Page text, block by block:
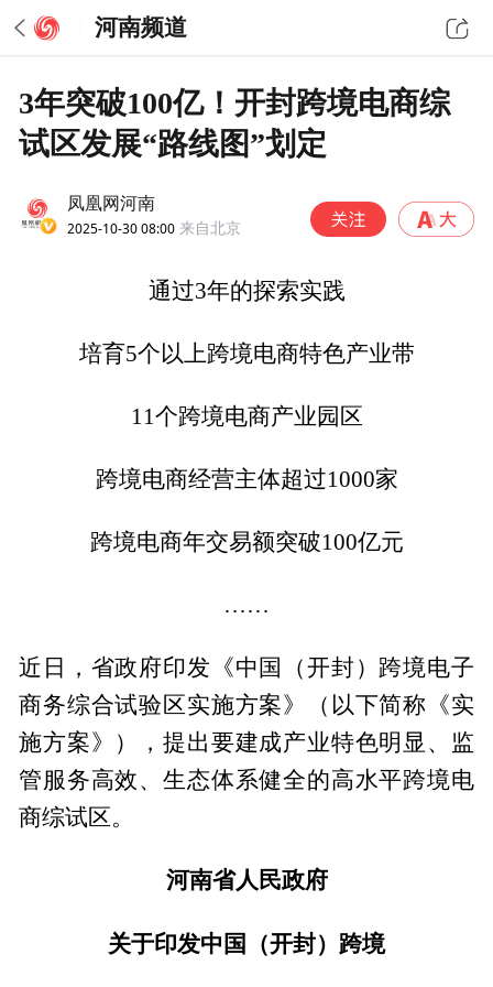
河南频道
3年突破100亿！开封跨境电商综
试区发展“路线图”划定
凤凰网河南
2025-10-30 08:00 来自北京
通过3年的探索实践
培育5个以上跨境电商特色产业带
11个跨境电商产业园区
跨境电商经营主体超过1000家
跨境电商年交易额突破100亿元
……
近日，省政府印发《中国（开封）跨境电子
商务综合试验区实施方案》（以下简称《实
施方案》），提出要建成产业特色明显、监
管服务高效、生态体系健全的高水平跨境电
商综试区。
河南省人民政府
关于印发中国（开封）跨境